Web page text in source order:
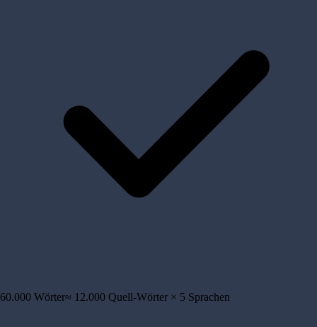
60.000 Wörter≈ 12.000 Quell-Wörter × 5 Sprachen